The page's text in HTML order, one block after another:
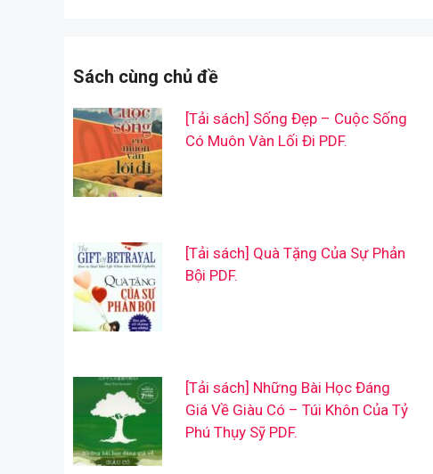
Sách cùng chủ đề
[Tải sách] Sống Đẹp – Cuộc Sống
Có Muôn Vàn Lối Đi PDF.
[Tải sách] Quà Tặng Của Sự Phản
Bội PDF.
[Tải sách] Những Bài Học Đáng
Giá Về Giàu Có – Túi Khôn Của Tỷ
Phú Thụy Sỹ PDF.